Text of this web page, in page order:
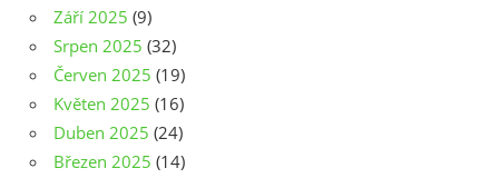
Září 2025 (9)
Srpen 2025 (32)
Červen 2025 (19)
Květen 2025 (16)
Duben 2025 (24)
Březen 2025 (14)